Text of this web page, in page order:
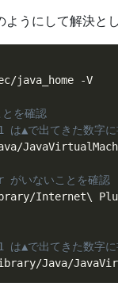
うにして解決とし
java_home -V
を確認
▲で出てきた数字に
いないことを確認
Internet\
▲で出てきた数字に
Java/